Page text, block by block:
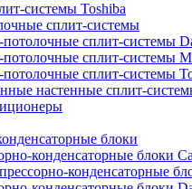
системы Toshiba
сплит-системы
сплит-системы
сплит-системы
сплит-системы
настенные сплит-
блоки
конденсаторные блоки
конденсаторные